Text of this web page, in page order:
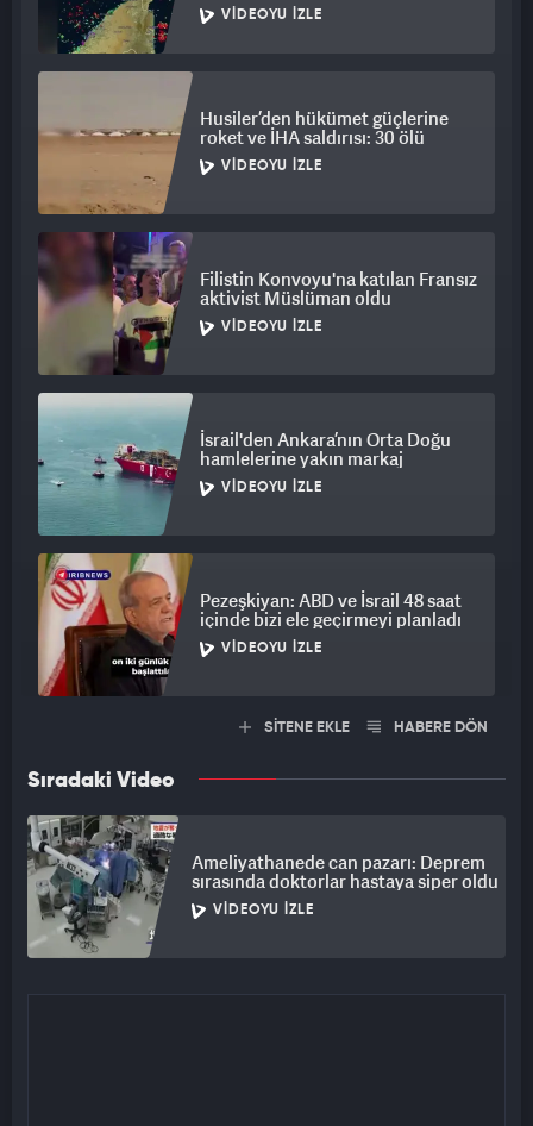
VIDEOYU İZLE
Husiler’den hükümet güçlerine
roket ve İHA saldırısı: 30 ölü
VIDEOYU İZLE
Filistin Konvoyu'na katılan Fransız
aktivist Müslüman oldu
VIDEOYU İZLE
İsrail'den Ankara’nın Orta Doğu
hamlelerine yakın markaj
VIDEOYU İZLE
Pezeşkiyan: ABD ve İsrail 48 saat
içinde bizi ele geçirmeyi planladı
VIDEOYU İZLE
SİTENE EKLE HABERE DÖN
Sıradaki Video
Ameliyathanede can pazarı: Deprem
sırasında doktorlar hastaya siper oldu
VIDEOYU İZLE